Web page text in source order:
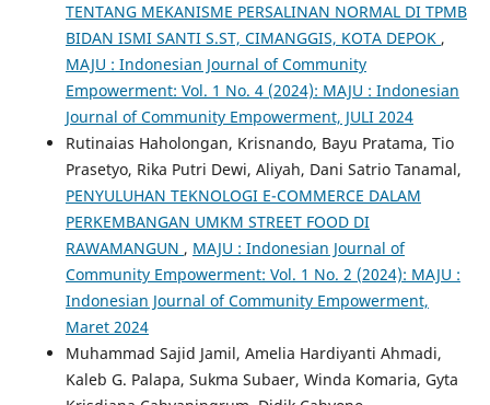
TENTANG MEKANISME PERSALINAN NORMAL DI TPMB
BIDAN ISMI SANTI S.ST, CIMANGGIS, KOTA DEPOK ,
MAJU : Indonesian Journal of Community
Empowerment: Vol. 1 No. 4 (2024): MAJU : Indonesian
Journal of Community Empowerment, JULI 2024
Rutinaias Haholongan, Krisnando, Bayu Pratama, Tio
Prasetyo, Rika Putri Dewi, Aliyah, Dani Satrio Tanamal,
PENYULUHAN TEKNOLOGI E-COMMERCE DALAM
PERKEMBANGAN UMKM STREET FOOD DI
RAWAMANGUN , MAJU : Indonesian Journal of
Community Empowerment: Vol. 1 No. 2 (2024): MAJU :
Indonesian Journal of Community Empowerment,
Maret 2024
Muhammad Sajid Jamil, Amelia Hardiyanti Ahmadi,
Kaleb G. Palapa, Sukma Subaer, Winda Komaria, Gyta